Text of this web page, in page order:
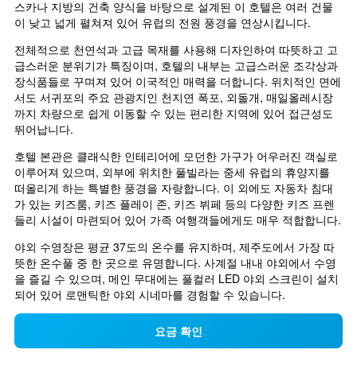
스카나 지방의 건축 양식을 바탕으로 설계된 이 호텔은 여러 건물
이 낮고 넓게 펼쳐져 있어 유럽의 전원 풍경을 연상시킵니다.
전체적으로 천연석과 고급 목재를 사용해 디자인하여 따뜻하고 고
급스러운 분위기가 특징이며, 호텔의 내부는 고급스러운 조각상과
장식품들로 꾸며져 있어 이국적인 매력을 더합니다. 위치적인 면에
서도 서귀포의 주요 관광지인 천지연 폭포, 외돌개, 매일올레시장
까지 차량으로 쉽게 이동할 수 있는 편리한 지역에 있어 접근성도
뛰어납니다.
호텔 본관은 클래식한 인테리어에 모던한 가구가 어우러진 객실로
이루어져 있으며, 외부에 위치한 풀빌라는 중세 유럽의 휴양지를
떠올리게 하는 특별한 풍경을 자랑합니다. 이 외에도 자동차 침대
가 있는 키즈룸, 키즈 플레이 존, 키즈 뷔페 등의 다양한 키즈 프렌
들리 시설이 마련되어 있어 가족 여행객들에게도 매우 적합합니다.
야외 수영장은 평균 37도의 온수를 유지하며, 제주도에서 가장 따
뜻한 온수풀 중 한 곳으로 유명합니다. 사계절 내내 야외에서 수영
을 즐길 수 있으며, 메인 무대에는 풀컬러 LED 야외 스크린이 설치
되어 있어 로맨틱한 야외 시네마를 경험할 수 있습니다.
요금 확인